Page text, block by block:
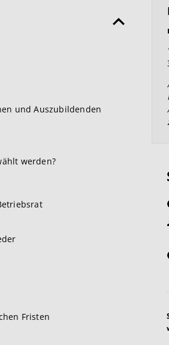
und Auszubildenden
werden?
Fristen